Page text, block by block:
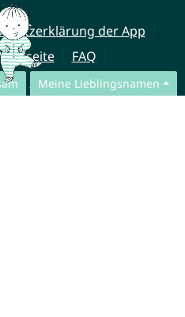
Meine Lieblingsnamen
der App
FAQ
Impressum